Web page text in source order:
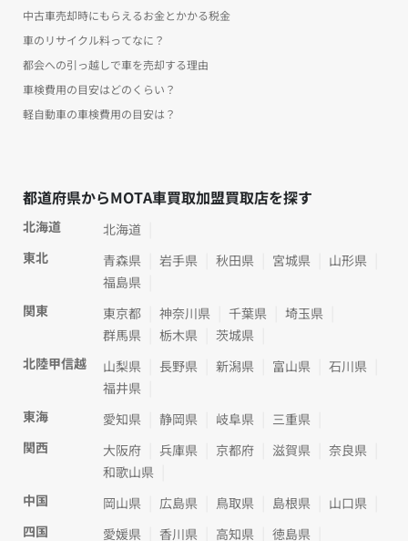
中古車売却時にもらえるお金とかかる税金
車のリサイクル料ってなに？
都会への引っ越しで車を売却する理由
車検費用の目安はどのくらい？
軽自動車の車検費用の目安は？
都道府県からMOTA車買取加盟買取店を探す
北海道
北海道
東北
青森県 岩手県 秋田県 宮城県
山形県
福島県
関東
東京都 神奈川県 千葉県
埼玉県
群馬県
栃木県
茨城県
北陸甲信越
山梨県 長野県 新潟県 富山県
石川県
福井県
東海
愛知県 静岡県 岐阜県
三重県
関西
大阪府 兵庫県 京都府 滋賀県
奈良県
和歌山県
中国
岡山県 広島県 鳥取県 島根県
山口県
四国
愛媛県 香川県 高知県
徳島県